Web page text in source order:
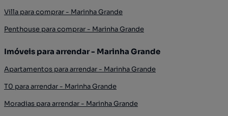
Villa para comprar - Marinha Grande
Penthouse para comprar - Marinha Grande
Imóveis para arrendar - Marinha Grande
Apartamentos para arrendar - Marinha Grande
T0 para arrendar - Marinha Grande
Moradias para arrendar - Marinha Grande